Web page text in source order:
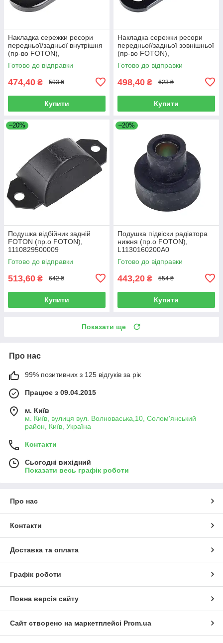
Накладка сережки ресори
передньої/задньої внутрішня
(пр-во FOTON),
L1292150200A0
Готово до відправки
474,40 ₴ 593 ₴
Купити
Накладка сережки ресори
передньої/задньої зовнішньої
(пр-во FOTON),
L1292150100A0
Готово до відправки
498,40 ₴ 623 ₴
Купити
–20%
Подушка відбійник задній
FOTON (пр.о FOTON),
1110829500009
Готово до відправки
513,60 ₴ 642 ₴
Купити
–20%
Подушка підвіски радіатора
нижня (пр.о FOTON),
L1130160200A0
Готово до відправки
443,20 ₴ 554 ₴
Купити
Показати ще
Про нас
99% позитивних з 125 відгуків за рік
Працює з 09.04.2015
м. Київ
м. Київ, вулиця вул. Волноваська,10, Солом'янський
район, Київ, Україна
Контакти
Сьогодні вихідний
Показати весь графік роботи
Про нас
Контакти
Доставка та оплата
Графік роботи
Повна версія сайту
Сайт створено на маркетплейсі Prom.ua